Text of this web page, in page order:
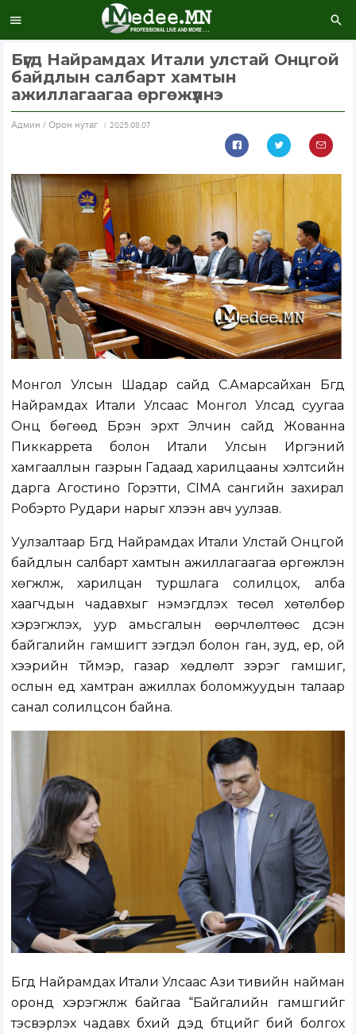
Бүгд Найрамдах Итали улстай Онцгой
байдлын салбарт хамтын
ажиллагаагаа өргөжүүлнэ
Aдмин / Орон нутаг 2025.08.07
Монгол Улсын Шадар сайд С.Амарсайхан Бүгд
Найрамдах Итали Улсаас Монгол Улсад суугаа
Онц бөгөөд Бүрэн эрхт Элчин сайд Жованна
Пиккаррета болон Итали Улсын Иргэний
хамгааллын газрын Гадаад харилцааны хэлтсийн
дарга Агостино Горэтти, CIMA сангийн захирал
Робэрто Рудари нарыг хүлээн авч уулзав.
Уулзалтаар Бүгд Найрамдах Итали Улстай Онцгой
байдлын салбарт хамтын ажиллагаагаа өргөжүүлэн
хөгжүүлж, харилцан туршлага солилцох, алба
хаагчдын чадавхыг нэмэгдүүлэх төсөл хөтөлбөр
хэрэгжүүлэх, уур амьсгалын өөрчлөлтөөс үүдсэн
байгалийн гамшигт үзэгдэл болон ган, зуд, үер, ой
хээрийн түймэр, газар хөдлөлт зэрэг гамшиг,
ослын үед хамтран ажиллах боломжуудын талаар
санал солилцсон байна.
Бүгд Найрамдах Итали Улсаас Ази тивийн найман
оронд хэрэгжүүлж байгаа “Байгалийн гамшгийг
тэсвэрлэх чадавх бүхий дэд бүтцийг бий болгох